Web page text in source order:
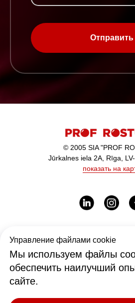
Управление файлами cookie
Мы используем файлы
обеспечить наилучший
сайте.
Отправить
© 2005 SIA "PROF
Jūrkalnes iela 2A, Rīga,
показать на
Рабочее
I-V - 9:00-